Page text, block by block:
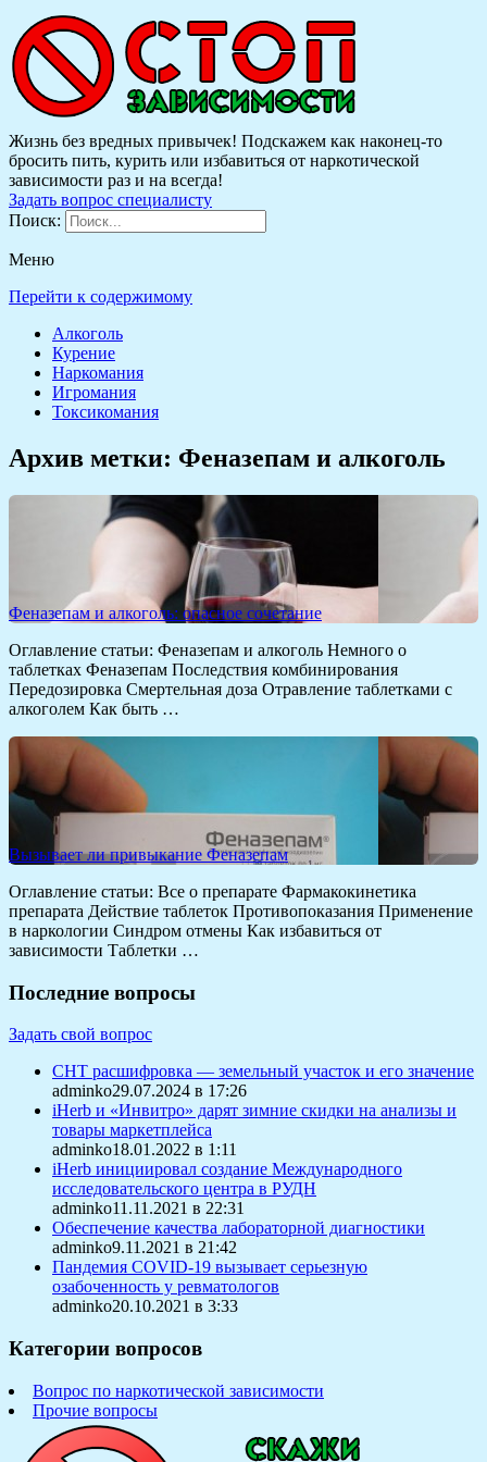
Жизнь без вредных привычек! Подскажем как наконец-то
бросить пить, курить или избавиться от наркотической
зависимости раз и на всегда!
Задать вопрос специалисту
Поиск:
Меню
Перейти к содержимому
Алкоголь
Курение
Наркомания
Игромания
Токсикомания
Архив метки: Феназепам и алкоголь
Феназепам и алкоголь: опасное сочетание
Оглавление статьи: Феназепам и алкоголь Немного о
таблетках Феназепам Последствия комбинирования
Передозировка Смертельная доза Отравление таблетками с
алкоголем Как быть …
Вызывает ли привыкание Феназепам
Оглавление статьи: Все о препарате Фармакокинетика
препарата Действие таблеток Противопоказания Применение
в наркологии Синдром отмены Как избавиться от
зависимости Таблетки …
Последние вопросы
Задать свой вопрос
СНТ расшифровка — земельный участок и его значение
adminko29.07.2024 в 17:26
iHerb и «Инвитро» дарят зимние скидки на анализы и
товары маркетплейса
adminko18.01.2022 в 1:11
iHerb инициировал создание Международного
исследовательского центра в РУДН
adminko11.11.2021 в 22:31
Обеспечение качества лабораторной диагностики
adminko9.11.2021 в 21:42
Пандемия COVID-19 вызывает серьезную
озабоченность у ревматологов
adminko20.10.2021 в 3:33
Категории вопросов
Вопрос по наркотической зависимости
Прочие вопросы